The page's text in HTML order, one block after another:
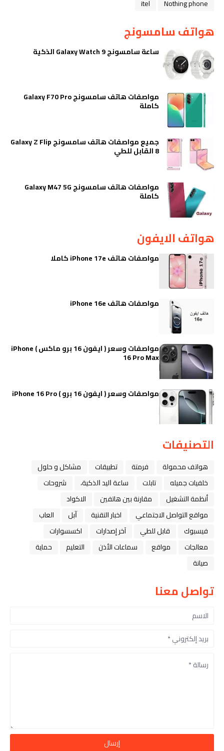
Nothing phone
itel
هواتف سامسونج
ساعة سامسونج Galaxy Watch 9 الذكية
مواصفات هاتف سامسونج Galaxy F70 Pro
كاملة
جميع مواصفات هاتف سامسونج Galaxy Z Flip
8 القابل للطي
مواصفات هاتف سامسونج Galaxy M47 5G
كاملة
هواتف الايفون
مواصفات هاتف iPhone 17e كاملا
مواصفات هاتف iPhone 16e
مواصفات وسعر ( ايفون 16 برو ماكس ) iPhone
16 Pro Max
مواصفات وسعر ( ايفون 16 برو ) iPhone 16 Pro
التصنيفات
هواتف محمولة فرمتة تطبيقات
مشاكل و حلول
خلفيات جميله
تابلت ﺳﺎﻋﺔ ﺍﻟﻴﺪ ﺍﻟﺬﻛﻴﺔ،
شروحات
أنظمة التشغيل
مقارنة بين هاتفين
الاكواد
مواقع التواصل الاجتماعي
اخبار التقنية ﺁﺑﻞ
العاب
فيسبوك
قابل للطي آخر إصدارات
اكسسوارات
معالجات
مواقع سماعات الأذن التعليم
حماية
صيانة
تواصل معنا